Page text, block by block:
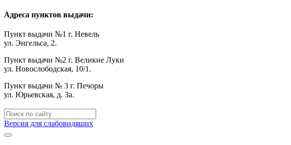
Адреса пунктов выдачи:
Пункт выдачи №1 г. Невель
ул. Энгельса, 2.
Пункт выдачи №2 г. Великие Луки
ул. Новослободская, 10/1.
Пункт выдачи № 3 г. Печоры
ул. Юрьевская, д. 3а.
Версия для слабовидящих